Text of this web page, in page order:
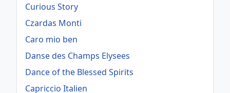
Curious Story
Czardas Monti
Caro mio ben
Danse des Champs Elysees
Dance of the Blessed Spirits
Capriccio Italien